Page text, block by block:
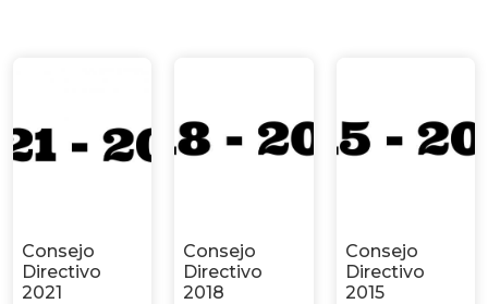
Consejo
Directivo
2021
Consejo
Directivo
2018
Consejo
Directivo
2015